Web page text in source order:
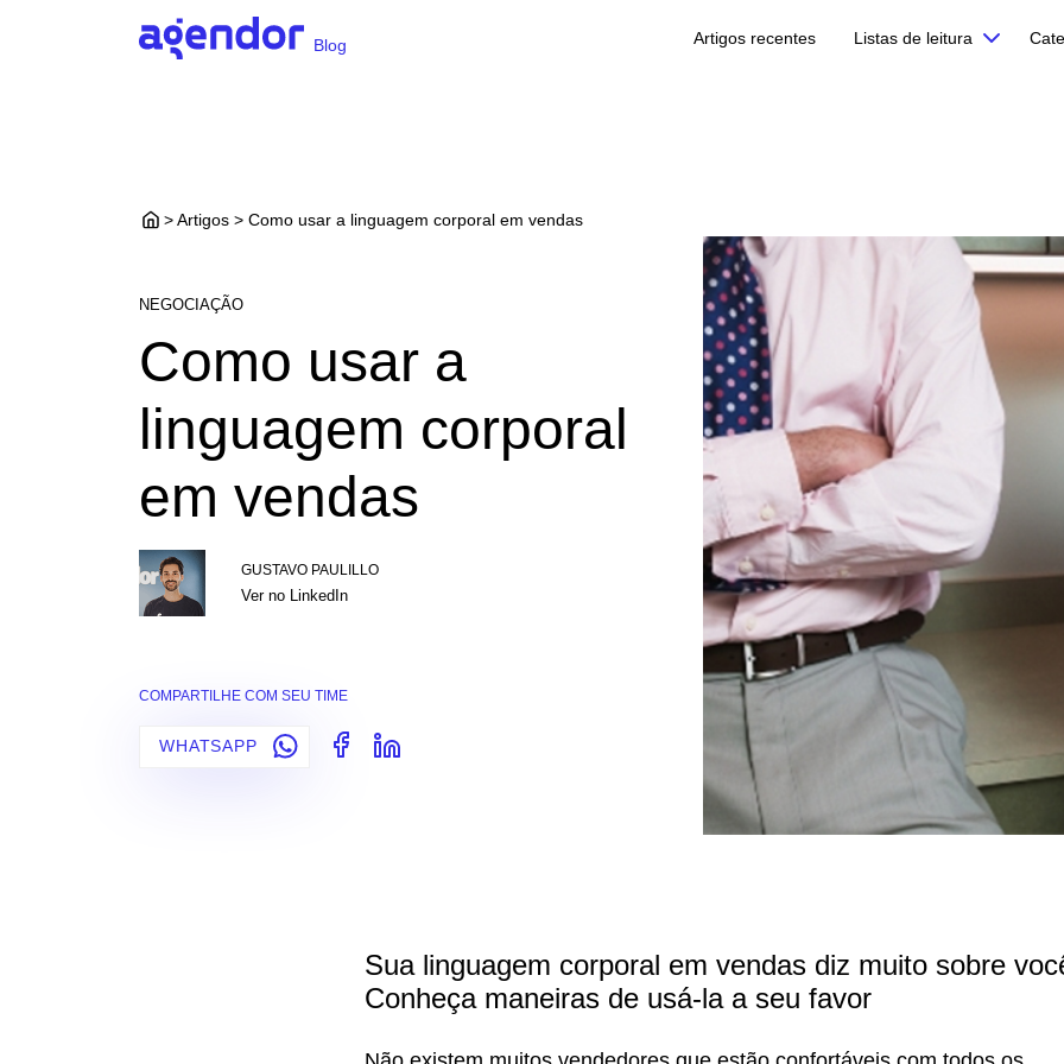
Blog Artigos recentes Listas de leitura
> Artigos > Como usar a linguagem corporal em vendas
NEGOCIAÇÃO
Como usar a
linguagem corporal
em vendas
GUSTAVO PAULILLO
Ver no LinkedIn
COMPARTILHE COM SEU TIME
WHATSAPP
Sua linguagem corporal em vendas diz muito sobre
Conheça maneiras de usá-la a seu favor